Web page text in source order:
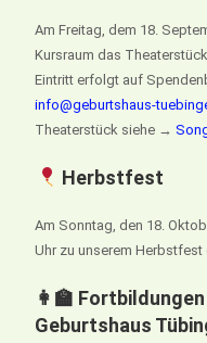
Am Freitag, dem 18.
Kursraum das
Eintritt erfolgt auf
info@geburtshaus-
Theaterstück siehe →
Herbstfest
Am Sonntag, den 18.
Uhr zu unserem
👩‍🏫
Geburtshaus